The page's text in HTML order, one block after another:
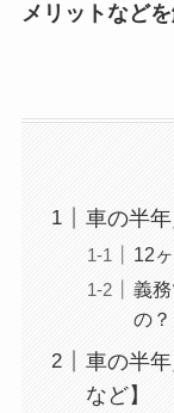
メリットなど
車の半年
12
義
の？
車の半
など】